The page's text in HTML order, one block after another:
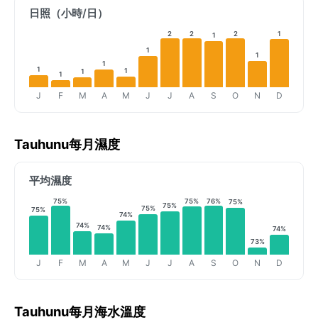
日照（小時/日）
1
J
1
F
1
M
1
A
1
M
1
J
2
J
2
A
1
S
2
O
1
N
1
D
Tauhunu每月濕度
平均濕度
75%
J
75%
F
74%
M
74%
A
74%
M
75%
J
75%
J
75%
A
76%
S
75%
O
73%
N
74%
D
Tauhunu每月海水溫度